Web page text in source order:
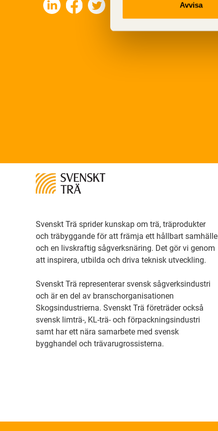
Avvisa
Svenskt Trä sprider kunskap om trä, träprodukter
och träbyggande för att främja ett hållbart samhälle
och en livskraftig sågverksnäring. Det gör vi genom
att inspirera, utbilda och driva teknisk utveckling.
Svenskt Trä representerar svensk sågverksindustri
och är en del av branschorganisationen
Skogsindustrierna. Svenskt Trä företräder också
svensk limträ-, KL-trä- och förpackningsindustri
samt har ett nära samarbete med svensk
bygghandel och trävarugrossisterna.